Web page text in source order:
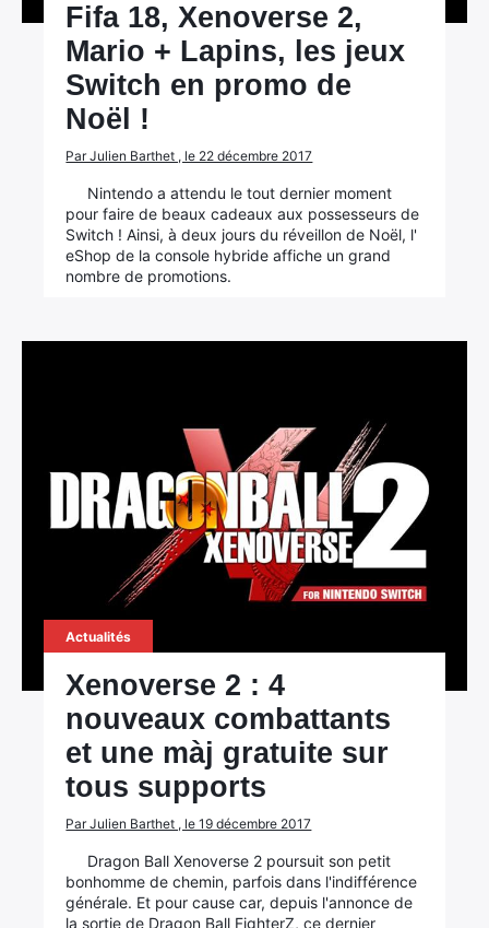
Fifa 18, Xenoverse 2,
Mario + Lapins, les jeux
Switch en promo de
Noël !
Par Julien Barthet , le 22 décembre 2017
Nintendo a attendu le tout dernier moment
pour faire de beaux cadeaux aux possesseurs de
Switch ! Ainsi, à deux jours du réveillon de Noël, l'
eShop de la console hybride affiche un grand
nombre de promotions.
Actualités
Xenoverse 2 : 4
nouveaux combattants
et une màj gratuite sur
tous supports
Par Julien Barthet , le 19 décembre 2017
Dragon Ball Xenoverse 2 poursuit son petit
bonhomme de chemin, parfois dans l'indifférence
générale. Et pour cause car, depuis l'annonce de
la sortie de Dragon Ball FighterZ, ce dernier